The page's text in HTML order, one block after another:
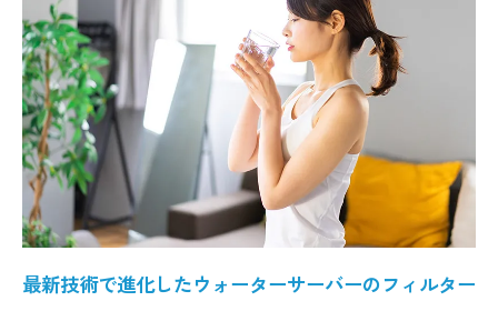
フィルターで向上する水のおいしさ
ウォーターサーバーのフィルター選びのポ
イント
ウォーターサーバーの利用で得られるメリ
ット
ウォーターサーバーのフィルターで家族の健康
を守る方法
フィルターが健康維持に果たす役割
最新技術で進化したウォーターサーバーのフィルター